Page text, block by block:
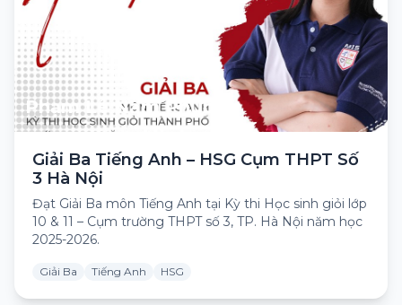
Phạm Lê Nam Phương
Giải Ba Tiếng Anh – HSG Cụm THPT Số
3 Hà Nội
Đạt Giải Ba môn Tiếng Anh tại Kỳ thi Học sinh giỏi lớp
10 & 11 – Cụm trường THPT số 3, TP. Hà Nội năm học
2025-2026.
Giải Ba Tiếng Anh HSG